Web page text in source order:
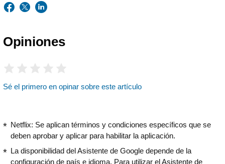
Opiniones
Sé el primero en opinar sobre este artículo
Netflix: Se aplican términos y condiciones específicos que se
deben aprobar y aplicar para habilitar la aplicación.
La disponibilidad del Asistente de Google depende de la
configuración de país e idioma. Para utilizar el Asistente de